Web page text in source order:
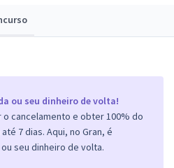
ou seu dinheiro de volta!
cancelamento e obter 100% do
7 dias. Aqui, no Gran, é
seu dinheiro de volta.